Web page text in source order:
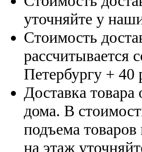
уточняйте у
Стоимость
рассчитывается
Петербургу + 40
Доставка товара
дома. В
подъема
на этаж